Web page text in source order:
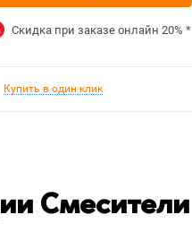
Скидка при заказе онлайн 20% *
Купить в один клик